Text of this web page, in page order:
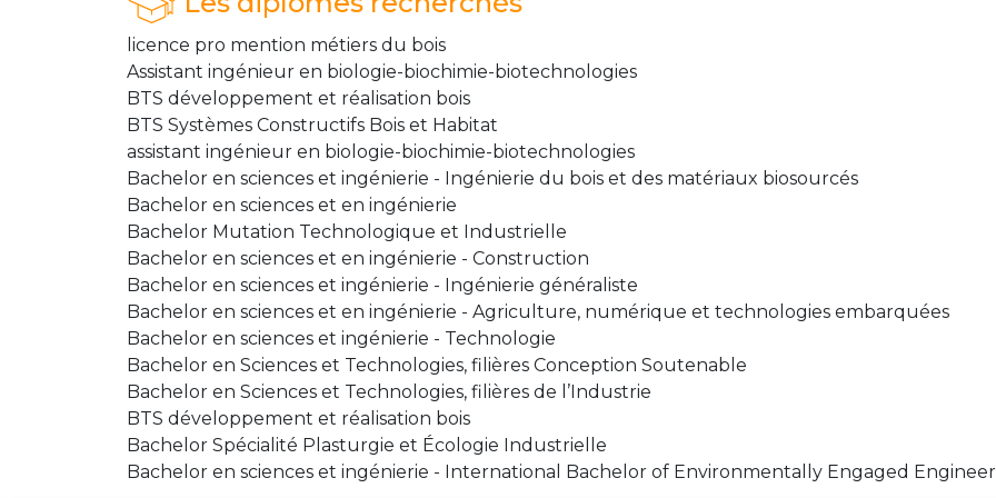
licence pro mention métiers du bois
Assistant ingénieur en biologie-biochimie-biotechnologies
BTS développement et réalisation bois
BTS Systèmes Constructifs Bois et Habitat
assistant ingénieur en biologie-biochimie-biotechnologies
Bachelor en sciences et ingénierie - Ingénierie du bois et des matériaux biosourcés
Bachelor en sciences et en ingénierie
Bachelor Mutation Technologique et Industrielle
Bachelor en sciences et en ingénierie - Construction
Bachelor en sciences et ingénierie - Ingénierie généraliste
Bachelor en sciences et en ingénierie - Agriculture, numérique et technologies embarquées
Bachelor en sciences et ingénierie - Technologie
Bachelor en Sciences et Technologies, filières Conception Soutenable
Bachelor en Sciences et Technologies, filières de l’Industrie
BTS développement et réalisation bois
Bachelor Spécialité Plasturgie et Écologie Industrielle
Bachelor en sciences et ingénierie - International Bachelor of Environmentally Engaged